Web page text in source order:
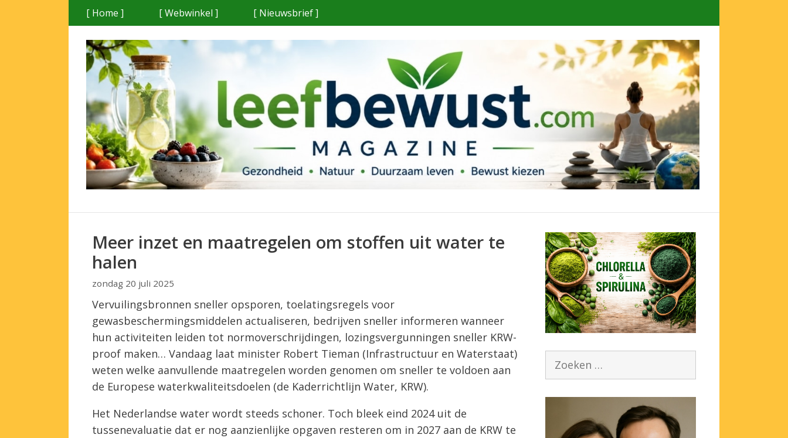
[ Home ] [ Webwinkel ] [ Nieuwsbrief ]
Meer inzet en maatregelen om stoffen uit water te
halen
zondag 20 juli 2025
Vervuilingsbronnen sneller opsporen, toelatingsregels voor
gewasbeschermingsmiddelen actualiseren, bedrijven sneller informeren wanneer
hun activiteiten leiden tot normoverschrijdingen, lozingsvergunningen sneller KRW-
proof maken… Vandaag laat minister Robert Tieman (Infrastructuur en Waterstaat)
weten welke aanvullende maatregelen worden genomen om sneller te voldoen aan
de Europese waterkwaliteitsdoelen (de Kaderrichtlijn Water, KRW).
Het Nederlandse water wordt steeds schoner. Toch bleek eind 2024 uit de
tussenevaluatie dat er nog aanzienlijke opgaven resteren om in 2027 aan de KRW te
Zoek